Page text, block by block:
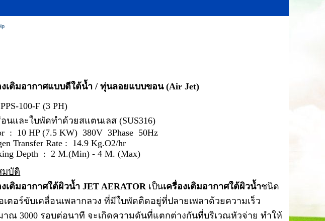
งเติมอากาศแบบตีใต้น้ำ / ทุ่นลอยแบบขอน (Air Jet)
100-F (3 PH)
อนและใบพัดทำด้วยสแตนเลส (SUS316)
: 10 HP (7.5 KW) 380V 3Phase 50Hz
Transfer Rate : 14.9 Kg.O2/hr
Depth : 2 M.(Min) - 4 M. (Max)
บัติ
งเติมอากาศใต้ผิวน้ำ JET AERATORเป็นเครื่องเติมอากาศใต้ผิวน้ำชนิด
เตอร์ขับเคลื่อนเพลากลวง ที่มีใบพัดติดอยู่ที่ปลายเพลาด้วยความเร็ว
าณ 3000 รอบต่อนาที จะเกิดความดันที่แตกต่างกันที่บริเวณหัวจ่าย ทำให้